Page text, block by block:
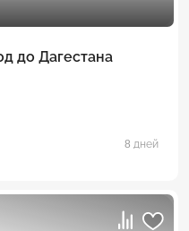
до Дагестана
8 дней